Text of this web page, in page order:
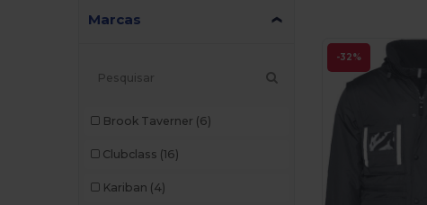
Marcas
Brook Taverner (6)
Clubclass (16)
Kariban (4)
-32%